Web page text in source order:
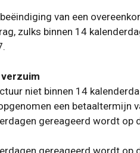
van een
zulks binnen 14
niet binnen 14
een betaaltermijn
gereageerd wordt
gereageerd wordt